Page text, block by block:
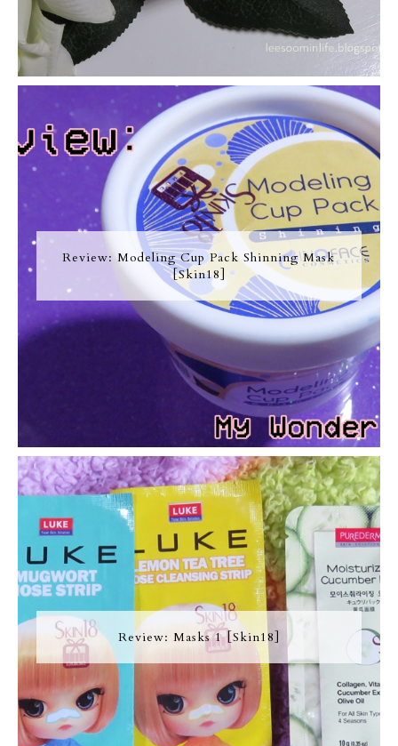
Review: Modeling Cup Pack Shinning Mask
[Skin18]
Review: Masks 1 [Skin18]